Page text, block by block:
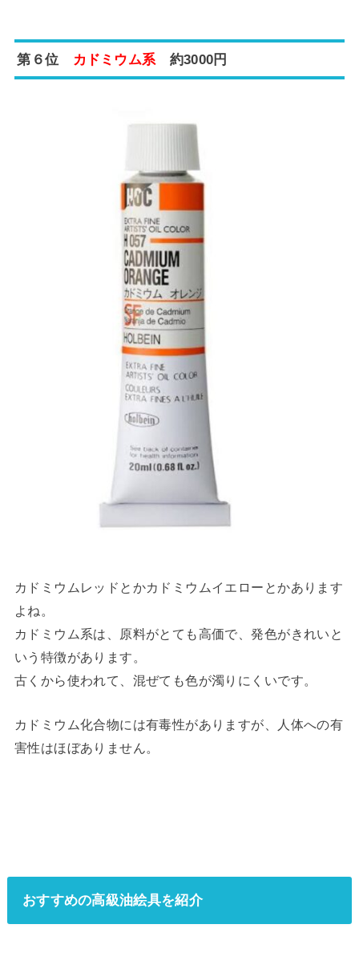
第６位 カドミウム系 約3000円
カドミウムレッドとかカドミウムイエローとかあります
よね。
カドミウム系は、原料がとても高価で、発色がきれいと
いう特徴があります。
古くから使われて、混ぜても色が濁りにくいです。
カドミウム化合物には有毒性がありますが、人体への有
害性はほぼありません。
おすすめの高級油絵具を紹介